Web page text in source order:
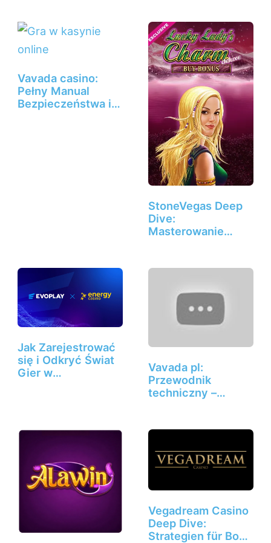
Vavada casino:
Pełny Manual
Bezpieczeństwa i…
StoneVegas Deep
Dive:
Masterowanie
Jak Zarejestrować
się i Odkryć Świat
Gier w
Vavada pl:
Przewodnik
techniczny –
Vegadream Casino
Deep Dive:
Strategien für Boni,